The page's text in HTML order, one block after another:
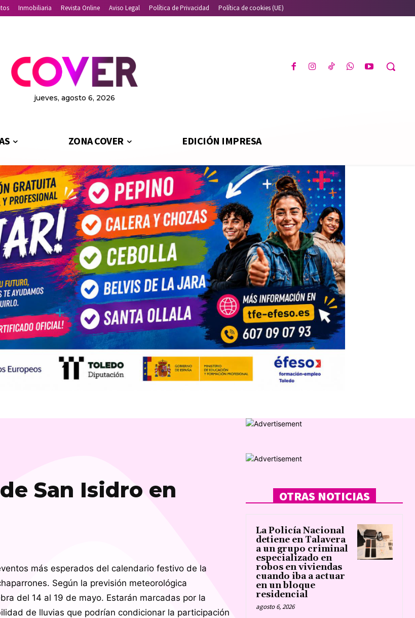
Inmobiliaria Revista Online Aviso Legal Política de Privacidad Política de cookies (UE)
jueves, agosto 6, 2026
ZONA COVER EDICIÓN IMPRESA
San Isidro en
más esperados del calendario festivo de la
Según la previsión meteorológica
del 14 al 19 de mayo. Estarán marcadas por la
de lluvias que podrían condicionar la participación
OTRAS NOTICIAS
La Policía Nacional
detiene en Talavera
a un grupo criminal
especializado en
robos en viviendas
cuando iba a actuar
en un bloque
residencial
agosto 6, 2026